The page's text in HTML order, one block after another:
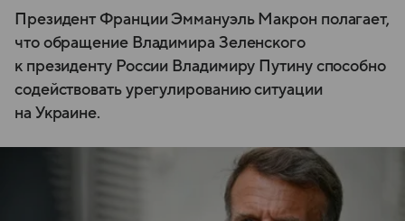
Президент Франции Эммануэль Макрон полагает,
что обращение Владимира Зеленского
к президенту России Владимиру Путину способно
содействовать урегулированию ситуации
на Украине.